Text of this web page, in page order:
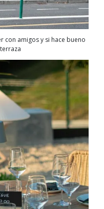
con amigos y si hace bueno